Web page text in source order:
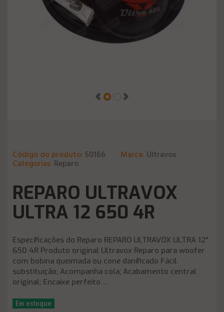
Código do produto: 50166 Marca: Ultravox
Categorias: Reparo
REPARO ULTRAVOX
ULTRA 12 650 4R
Especificações do Reparo REPARO ULTRAVOX ULTRA 12"
650 4R Produto original Ultravox Reparo para woofer
com bobina queimada ou cone danificado Fácil
substituição; Acompanha cola; Acabamento central
original; Encaixe perfeito ...
Em estoque